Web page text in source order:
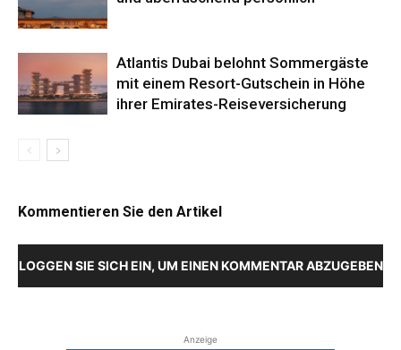
Atlantis Dubai belohnt Sommergäste
mit einem Resort-Gutschein in Höhe
ihrer Emirates-Reiseversicherung
Kommentieren Sie den Artikel
LOGGEN SIE SICH EIN, UM EINEN KOMMENTAR ABZUGEBEN
Anzeige